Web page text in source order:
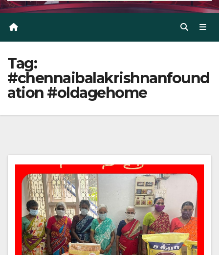
Tag:
#chennaibalakrishnanfound
ation #oldagehome